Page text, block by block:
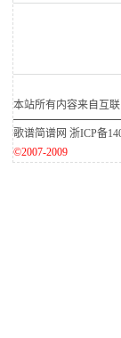
本站所有内容来自互
歌谱简谱网 浙ICP备
©2007-2009